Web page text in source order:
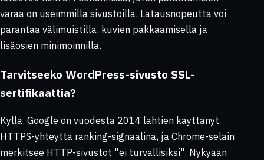
varaa on useimmilla sivustoilla. Latausnopeutta voi
parantaa välimuistilla, kuvien pakkaamisella ja
lisäosien minimoinnilla.
Tarvitseeko WordPress-sivusto SSL-
sertifikaattia?
Kyllä. Google on vuodesta 2014 lähtien käyttänyt
HTTPS-yhteyttä ranking-signaalina, ja Chrome-selain
merkitsee HTTP-sivustot "ei turvallisiksi". Nykyään